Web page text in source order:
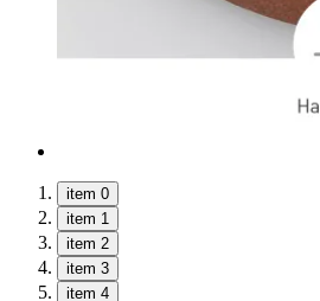
item 0
item 1
item 2
item 3
item 4